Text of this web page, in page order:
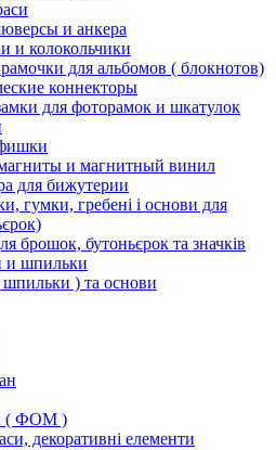
и анкера
и колокольчики
для альбомов ( блокнотов)
коннекторы
для фоторамок и шкатулок
и магнитный винил
для бижутерии
гумки, гребені і основи для
брошок, бутоньєрок та значків
и шпильки
шпильки ) та основи
( ФОМ )
декоративні елементи